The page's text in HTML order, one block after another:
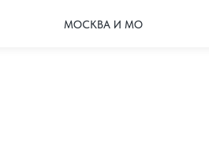
МОСКВА И МО